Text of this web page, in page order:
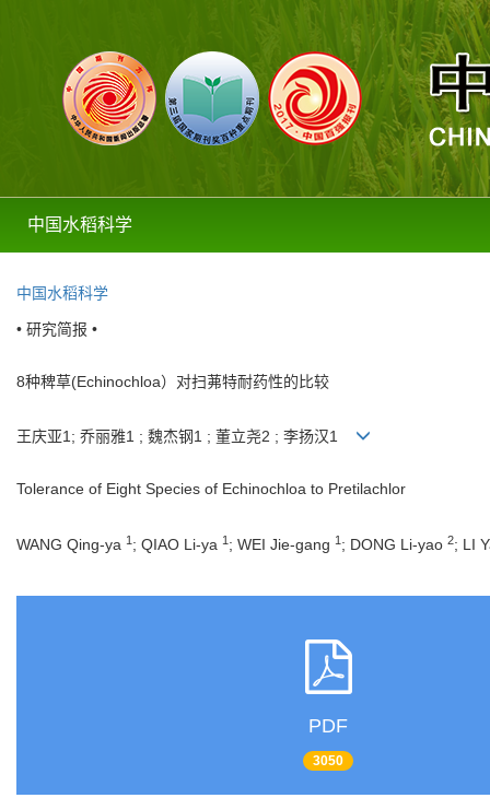
中国水稻科学
中国水稻科学
• 研究简报 •
8种稗草(Echinochloa）对扫茀特耐药性的比较
王庆亚1; 乔丽雅1 ; 魏杰钢1 ; 董立尧2 ; 李扬汉1
Tolerance of Eight Species of Echinochloa to Pretilachlor
WANG Qing-ya 1 ; QIAO Li-ya 1 ; WEI Jie-gang 1 ; DONG Li-yao 2; LI
PDF
3050